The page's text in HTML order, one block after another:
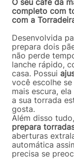
O seu café da
completo com
com a
Desenvolvida
prepara dois
não perde
lanche rápido,
casa. Possui
você escolhe
mais escura,
a sua torrada
gosta.
Além disso tudo,
prepara
aberturas
automática
precisa se